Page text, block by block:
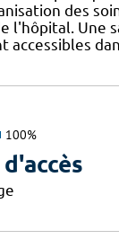
des
l'hôpital. Une
accessibles
100%